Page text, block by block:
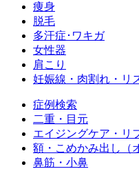
痩身
脱毛
多汗症･ワキガ
女性器
肩こり
妊娠線・肉割れ・リ
症例検索
二重・目元
エイジングケア・リ
額・こめかみ出し（
鼻筋・小鼻